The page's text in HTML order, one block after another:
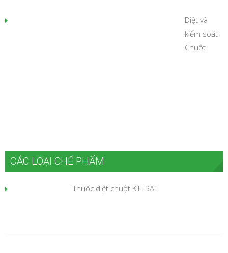
Diệt và
kiểm soát
Chuột
CÁC LOẠI CHẾ PHẨM
Thuốc diệt chuột KILLRAT